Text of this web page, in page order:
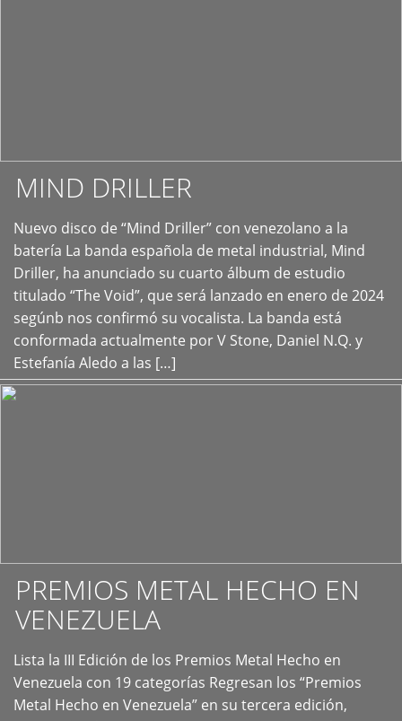
MIND DRILLER
Nuevo disco de “Mind Driller” con venezolano a la
batería La banda española de metal industrial, Mind
Driller, ha anunciado su cuarto álbum de estudio
titulado “The Void”, que será lanzado en enero de 2024
segúnb nos confirmó su vocalista. La banda está
conformada actualmente por V Stone, Daniel N.Q. y
Estefanía Aledo a las […]
+
PREMIOS METAL HECHO EN
VENEZUELA
Lista la III Edición de los Premios Metal Hecho en
Venezuela con 19 categorías Regresan los “Premios
Metal Hecho en Venezuela” en su tercera edición,